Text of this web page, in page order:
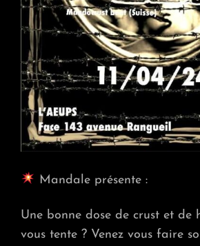
Mandale présente :
Une bonne dose de crust et de
vous tente ? Venez vous faire